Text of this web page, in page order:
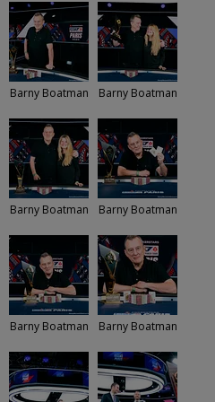
Barny Boatman Barny Boatman
Barny Boatman Barny Boatman
Barny Boatman Barny Boatman